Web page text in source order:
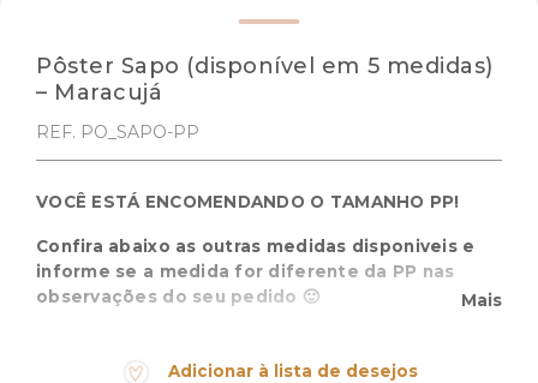
Pôster Sapo (disponível em 5 medidas)
– Maracujá
REF. PO_SAPO-PP
VOCÊ ESTÁ ENCOMENDANDO O TAMANHO PP!
Confira abaixo as outras medidas disponiveis e
informe se a medida for diferente da PP nas
observações do seu pedido 🙂
divertido e facil de combinar com estilo de decoração
Mais
Adicionar à lista de desejos